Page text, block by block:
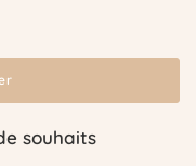
souhaits